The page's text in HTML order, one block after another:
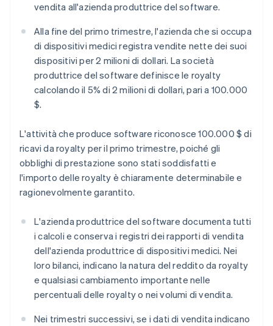
vendita all'azienda produttrice del software.
Alla fine del primo trimestre, l'azienda che si occupa
di dispositivi medici registra vendite nette dei suoi
dispositivi per 2 milioni di dollari. La società
produttrice del software definisce le royalty
calcolando il 5% di 2 milioni di dollari, pari a 100.000
$.
L'attività che produce software riconosce 100.000 $ di
ricavi da royalty per il primo trimestre, poiché gli
obblighi di prestazione sono stati soddisfatti e
l'importo delle royalty è chiaramente determinabile e
ragionevolmente garantito.
L'azienda produttrice del software documenta tutti
i calcoli e conserva i registri dei rapporti di vendita
dell'azienda produttrice di dispositivi medici. Nei
loro bilanci, indicano la natura del reddito da royalty
e qualsiasi cambiamento importante nelle
percentuali delle royalty o nei volumi di vendita.
Nei trimestri successivi, se i dati di vendita indicano